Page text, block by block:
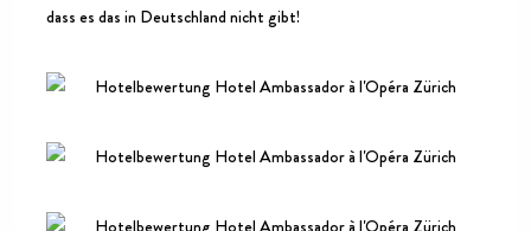
dass es das in Deutschland nicht gibt!